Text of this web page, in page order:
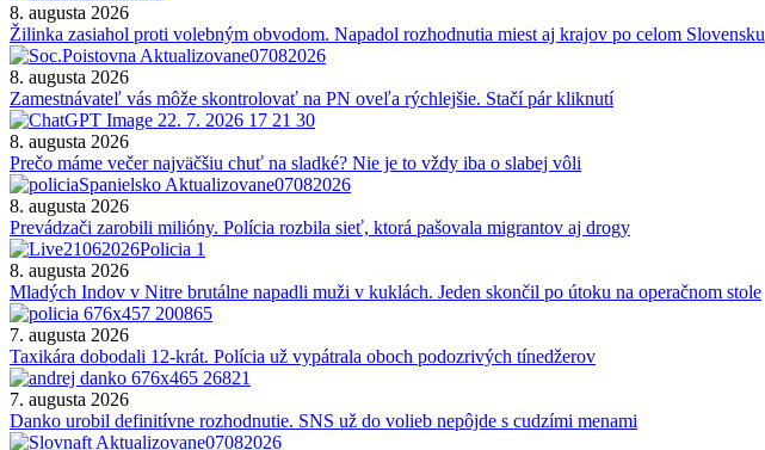
8. augusta 2026
Žilinka zasiahol proti volebným obvodom. Napadol rozhodnutia miest aj krajov po celom Slovensku
8. augusta 2026
Zamestnávateľ vás môže skontrolovať na PN oveľa rýchlejšie. Stačí pár kliknutí
8. augusta 2026
Prečo máme večer najväčšiu chuť na sladké? Nie je to vždy iba o slabej vôli
8. augusta 2026
Prevádzači zarobili milióny. Polícia rozbila sieť, ktorá pašovala migrantov aj drogy
8. augusta 2026
Mladých Indov v Nitre brutálne napadli muži v kuklách. Jeden skončil po útoku na operačnom stole
7. augusta 2026
Taxikára dobodali 12-krát. Polícia už vypátrala oboch podozrivých tínedžerov
7. augusta 2026
Danko urobil definitívne rozhodnutie. SNS už do volieb nepôjde s cudzími menami